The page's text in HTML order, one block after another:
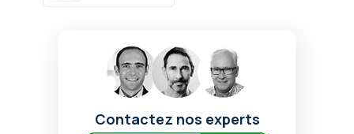
Contactez nos experts